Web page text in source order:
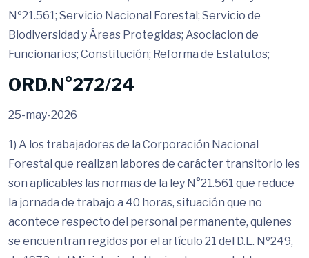
Nº21.561; Servicio Nacional Forestal; Servicio de
Biodiversidad y Áreas Protegidas; Asociacion de
Funcionarios; Constitución; Reforma de Estatutos;
ORD.N°272/24
25-may-2026
1) A los trabajadores de la Corporación Nacional
Forestal que realizan labores de carácter transitorio les
son aplicables las normas de la ley N°21.561 que reduce
la jornada de trabajo a 40 horas, situación que no
acontece respecto del personal permanente, quienes
se encuentran regidos por el artículo 21 del D.L. Nº249,